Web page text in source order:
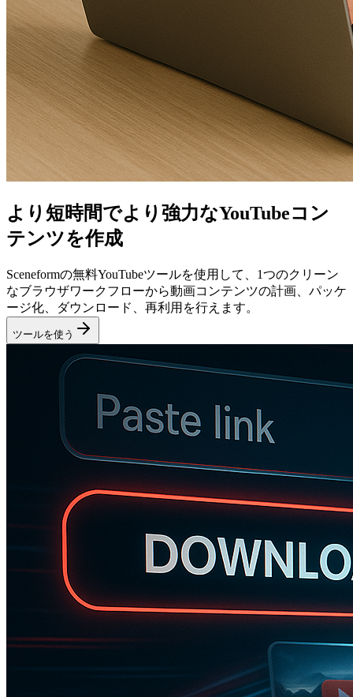
より短時間でより強力なYouTubeコン
テンツを作成
Sceneformの無料YouTubeツールを使用して、1つのクリーン
なブラウザワークフローから動画コンテンツの計画、パッケ
ージ化、ダウンロード、再利用を行えます。
ツールを使う